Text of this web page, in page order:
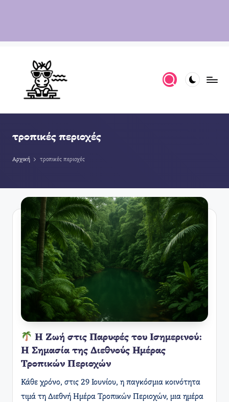
τροπικές περιοχές
Αρχική τροπικές περιοχές
Η Ζωή στις Παρυφές του Ισημερινού:
Η Σημασία της Διεθνούς Ημέρας
Τροπικών Περιοχών
Κάθε χρόνο, στις 29 Ιουνίου, η παγκόσμια κοινότητα
τιμά τη Διεθνή Ημέρα Τροπικών Περιοχών, μια ημέρα